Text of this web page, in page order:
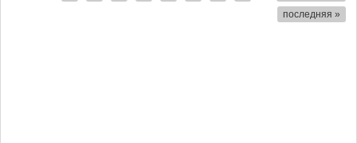
последняя »